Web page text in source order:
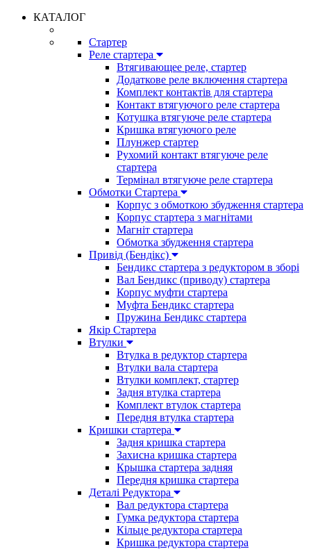
КАТАЛОГ
Стартер
Реле стартера
Втягивающее реле, стартер
Додаткове реле включення стартера
Комплект контактів для стартера
Контакт втягуючого реле стартера
Котушка втягуюче реле стартера
Кришка втягуючого реле
Плунжер стартер
Рухомий контакт втягуюче реле
стартера
Термінал втягуюче реле стартера
Обмотки Стартера
Корпус з обмоткою збудження стартера
Корпус стартера з магнітами
Магніт стартера
Обмотка збудження стартера
Привід (Бендікс)
Бендикс стартера з редуктором в зборі
Вал Бендикс (приводу) стартера
Корпус муфти стартера
Муфта Бендикс стартера
Пружина Бендикс стартера
Якір Стартера
Втулки
Втулка в редуктор стартера
Втулки вала стартера
Втулки комплект, стартер
Задня втулка стартера
Комплект втулок стартера
Передня втулка стартера
Кришки стартера
Задня кришка стартера
Захисна кришка стартера
Крышка стартера задняя
Передня кришка стартера
Деталі Редуктора
Вал редуктора стартера
Гумка редуктора стартера
Кільце редуктора стартера
Кришка редуктора стартера